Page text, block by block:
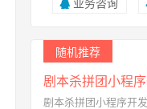
业务咨询
随机推荐
剧本杀拼团小程
剧本杀拼团小程序开